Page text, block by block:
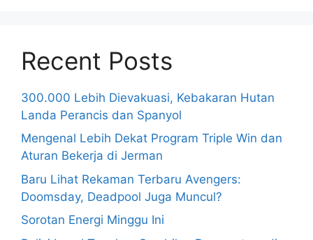
Recent Posts
300.000 Lebih Dievakuasi, Kebakaran Hutan
Landa Perancis dan Spanyol
Mengenal Lebih Dekat Program Triple Win dan
Aturan Bekerja di Jerman
Baru Lihat Rekaman Terbaru Avengers:
Doomsday, Deadpool Juga Muncul?
Sorotan Energi Minggu Ini